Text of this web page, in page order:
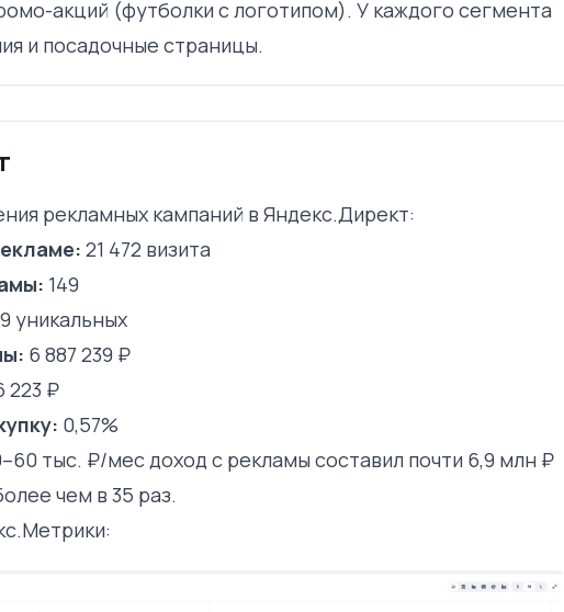
акций (футболки с логотипом). У каждого сегмента
и посадочные страницы.
рекламных кампаний в Яндекс.Директ:
21 472 визита
149
уникальных
6 887 239 ₽
223 ₽
0,57%
тыс. ₽/мес доход с рекламы составил почти 6,9 млн ₽
чем в 35 раз.